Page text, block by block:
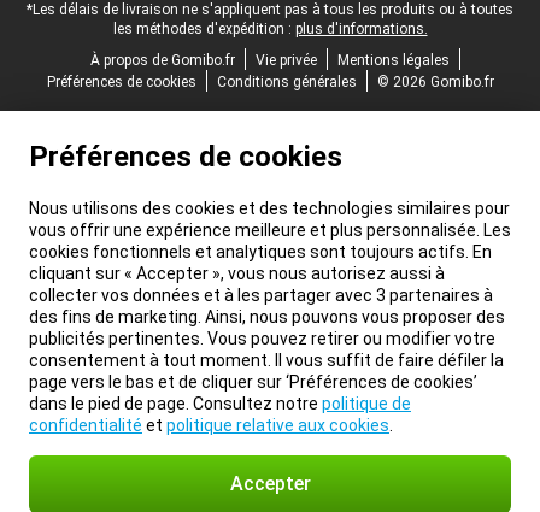
*Les délais de livraison ne s'appliquent pas à tous les produits ou à toutes
les méthodes d'expédition : plus d'informations.
À propos de Gomibo.fr
Vie privée
Mentions légales
Préférences de cookies
Conditions générales © 2026 Gomibo.fr
Préférences de cookies
Nous utilisons des cookies et des technologies similaires pour
vous offrir une expérience meilleure et plus personnalisée. Les
cookies fonctionnels et analytiques sont toujours actifs. En
cliquant sur « Accepter », vous nous autorisez aussi à
collecter vos données et à les partager avec 3 partenaires à
des fins de marketing. Ainsi, nous pouvons vous proposer des
publicités pertinentes. Vous pouvez retirer ou modifier votre
consentement à tout moment. Il vous suffit de faire défiler la
page vers le bas et de cliquer sur ‘Préférences de cookies’
dans le pied de page. Consultez notre politique de
confidentialité et politique relative aux cookies
Accepter